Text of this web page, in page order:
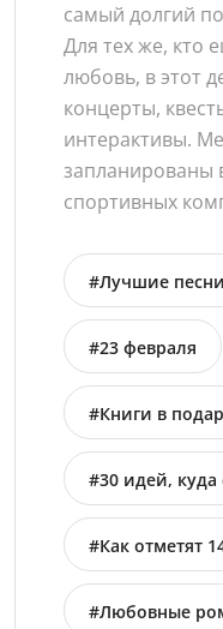
самый долгий
Для тех же, кто
любовь, в этот
концерты,
интерактивы.
запланированы
спортивных
#Лучшие
#23 февраля
#Книги в
#30 идей,
свидание в
#Как отметят
#Любовные